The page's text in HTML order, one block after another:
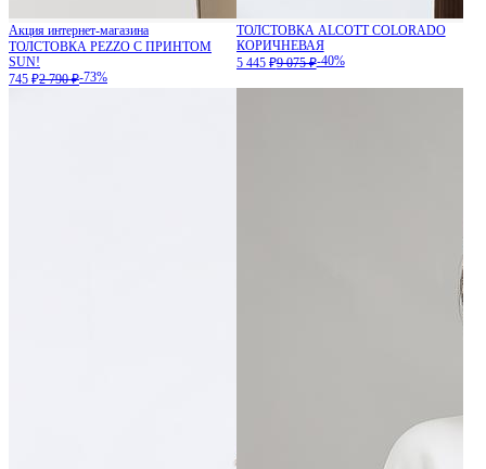
Акция интернет-магазина
ТОЛСТОВКА PEZZO С ПРИНТОМ
SUN!
745 ₽2 790 ₽-73%
ТОЛСТОВКА ALCOTT COLORADO
КОРИЧНЕВАЯ
5 445 ₽9 075 ₽-40%